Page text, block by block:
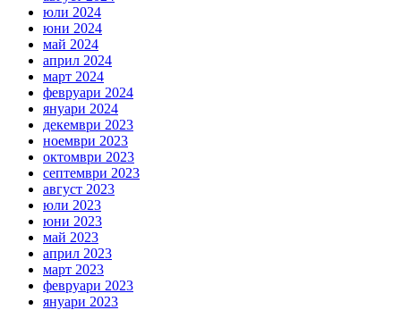
юли 2024
юни 2024
май 2024
април 2024
март 2024
февруари 2024
януари 2024
декември 2023
ноември 2023
октомври 2023
септември 2023
август 2023
юли 2023
юни 2023
май 2023
април 2023
март 2023
февруари 2023
януари 2023